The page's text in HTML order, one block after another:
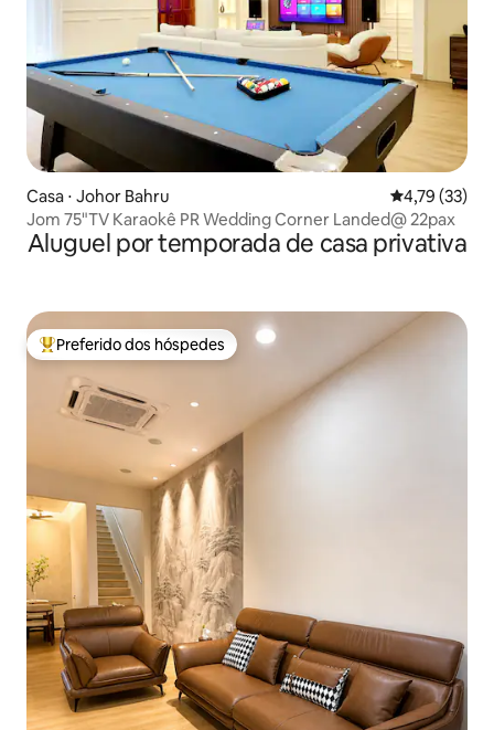
Casa ⋅ Johor Bahru 4,79 de uma
4,79 (33)
Jom 75"TV Karaokê PR Wedding Corner Landed@ 22pax
Aluguel por temporada de casa privativa
Entre os melhores preferidos dos hóspedes
Preferido dos hóspedes